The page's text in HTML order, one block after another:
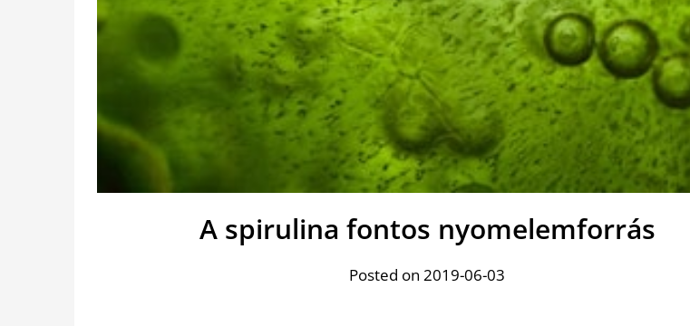
A spirulina fontos nyomelemforrás
Posted on 2019-06-03